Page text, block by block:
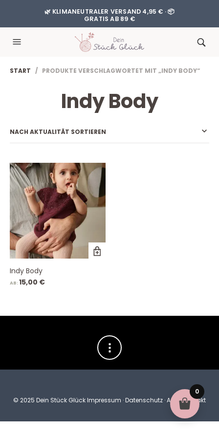
🌿 KLIMANEUTRALER VERSAND 4,95 € · 📦
GRATIS AB 89 €
START / PRODUKTE VERSCHLAGWORTET MIT „INDY BODY“
Indy Body
Indy Body
AB:15,00 €
© 2025 Dein Stück GlückImpressum ·Datenschutz ·AGB·Kontakt
0